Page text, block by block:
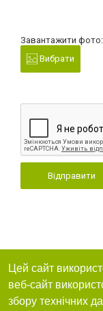
Завантажити фото:
Вибрати
Відправити
Цей сайт
веб-сайт
збору технічних